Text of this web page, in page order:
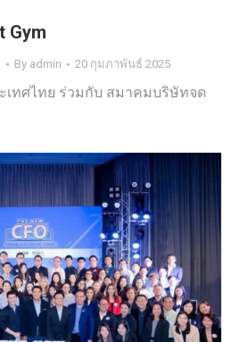
Gym
By admin 20 กุมภาพันธ์ 2025
ทศไทย ร่วมกับ สมาคมบริษัทจด